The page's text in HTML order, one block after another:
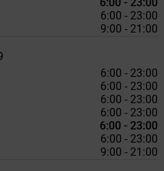
6:00 - 23:00
9:00 - 21:00
6:00 - 23:00
6:00 - 23:00
6:00 - 23:00
6:00 - 23:00
6:00 - 23:00
6:00 - 23:00
9:00 - 21:00